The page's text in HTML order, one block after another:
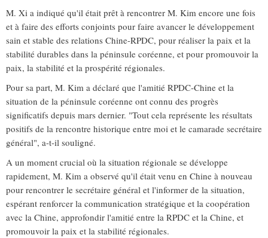
M. Xi a indiqué qu'il était prêt à rencontrer M. Kim encore une fois
et à faire des efforts conjoints pour faire avancer le développement
sain et stable des relations Chine-RPDC, pour réaliser la paix et la
stabilité durables dans la péninsule coréenne, et pour promouvoir la
paix, la stabilité et la prospérité régionales.
Pour sa part, M. Kim a déclaré que l'amitié RPDC-Chine et la
situation de la péninsule coréenne ont connu des progrès
significatifs depuis mars dernier. "Tout cela représente les résultats
positifs de la rencontre historique entre moi et le camarade secrétaire
général", a-t-il souligné.
A un moment crucial où la situation régionale se développe
rapidement, M. Kim a observé qu'il était venu en Chine à nouveau
pour rencontrer le secrétaire général et l'informer de la situation,
espérant renforcer la communication stratégique et la coopération
avec la Chine, approfondir l'amitié entre la RPDC et la Chine, et
promouvoir la paix et la stabilité régionales.